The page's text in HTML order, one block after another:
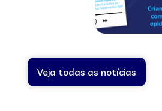
Veja todas as notícias